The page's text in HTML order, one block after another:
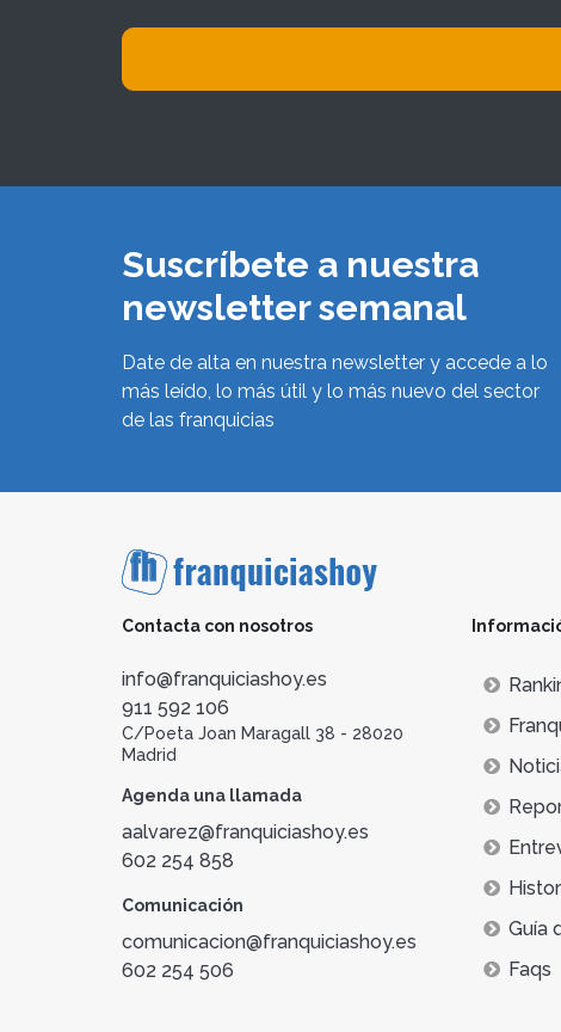
Suscríbete a nuestra
newsletter semanal
Date de alta en nuestra newsletter y accede a lo
más leído, lo más útil y lo más nuevo del sector
de las franquicias
Contacta con nosotros
info@franquiciashoy.es
911 592 106
C/Poeta Joan Maragall 38 - 28020
Madrid
Agenda una llamada
aalvarez@franquiciashoy.es
602 254 858
Comunicación
comunicacion@franquiciashoy.es
602 254 506
Guía
Faqs